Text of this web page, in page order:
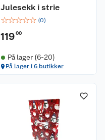
Julesekk i strie
☆☆☆☆☆ (0)
11900
På lager (6-20)
På lager i 6 butikker